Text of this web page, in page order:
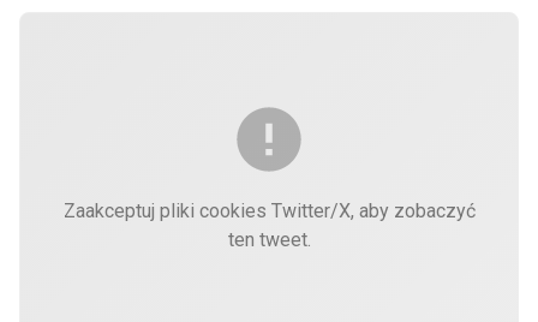
Zaakceptuj pliki cookies Twitter/X, aby zobaczyć
ten tweet.